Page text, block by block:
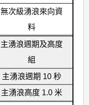
無次級湧浪來向資
料
主湧浪週期及高度
組
主湧浪週期 10 秒
主湧浪高度 1.0 米